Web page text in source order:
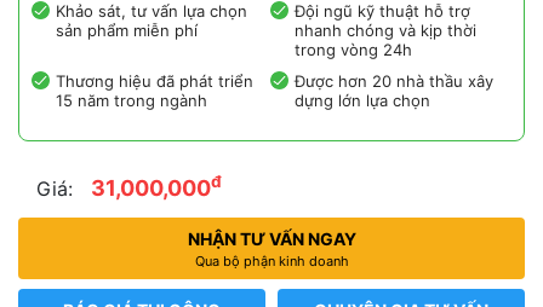
Khảo sát, tư vấn lựa chọn
sản phẩm miễn phí
Đội ngũ kỹ thuật hỗ trợ
nhanh chóng và kịp thời
trong vòng 24h
Thương hiệu đã phát triển
15 năm trong ngành
Được hơn 20 nhà thầu xây
dựng lớn lựa chọn
Giá: 31,000,000đ
NHẬN TƯ VẤN NGAY
Qua bộ phận kinh doanh